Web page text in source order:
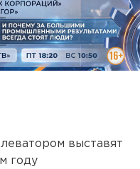
выставят
году